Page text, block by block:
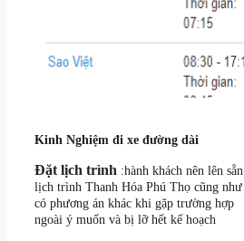
Kinh Nghiệm đi xe đường dài
Đặt lịch trình :hành khách nên lên sẵn
lịch trình Thanh Hóa Phú Thọ cũng như
có phương án khác khi gặp trường hợp
ngoài ý muốn và bị lỡ hết kế hoạch